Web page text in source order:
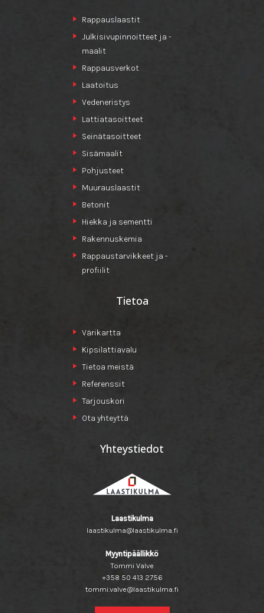
Rappauslaastit
Julkisivupinnoitteet ja -
maalit
Rappausverkot
Laatoitus
Vedeneristys
Lattiatasoitteet
Seinätasoitteet
Sisämaalit
Pohjusteet
Muurauslaastit
Betonit
Hiekka ja sementti
Rakennuskemia
Rappaustarvikkeet ja -
profiilit
Tietoa
Värikartta
Kipsilattiavalu
Tietoa meistä
Referenssit
Tarjouskori
Ota yhteyttä
Yhteystiedot
Laastikulma
laastikulma@laastikulma.fi
Myyntipäällikkö
Tommi Valve
+358 50 413 2756
tommi.valve@laastikulma.fi